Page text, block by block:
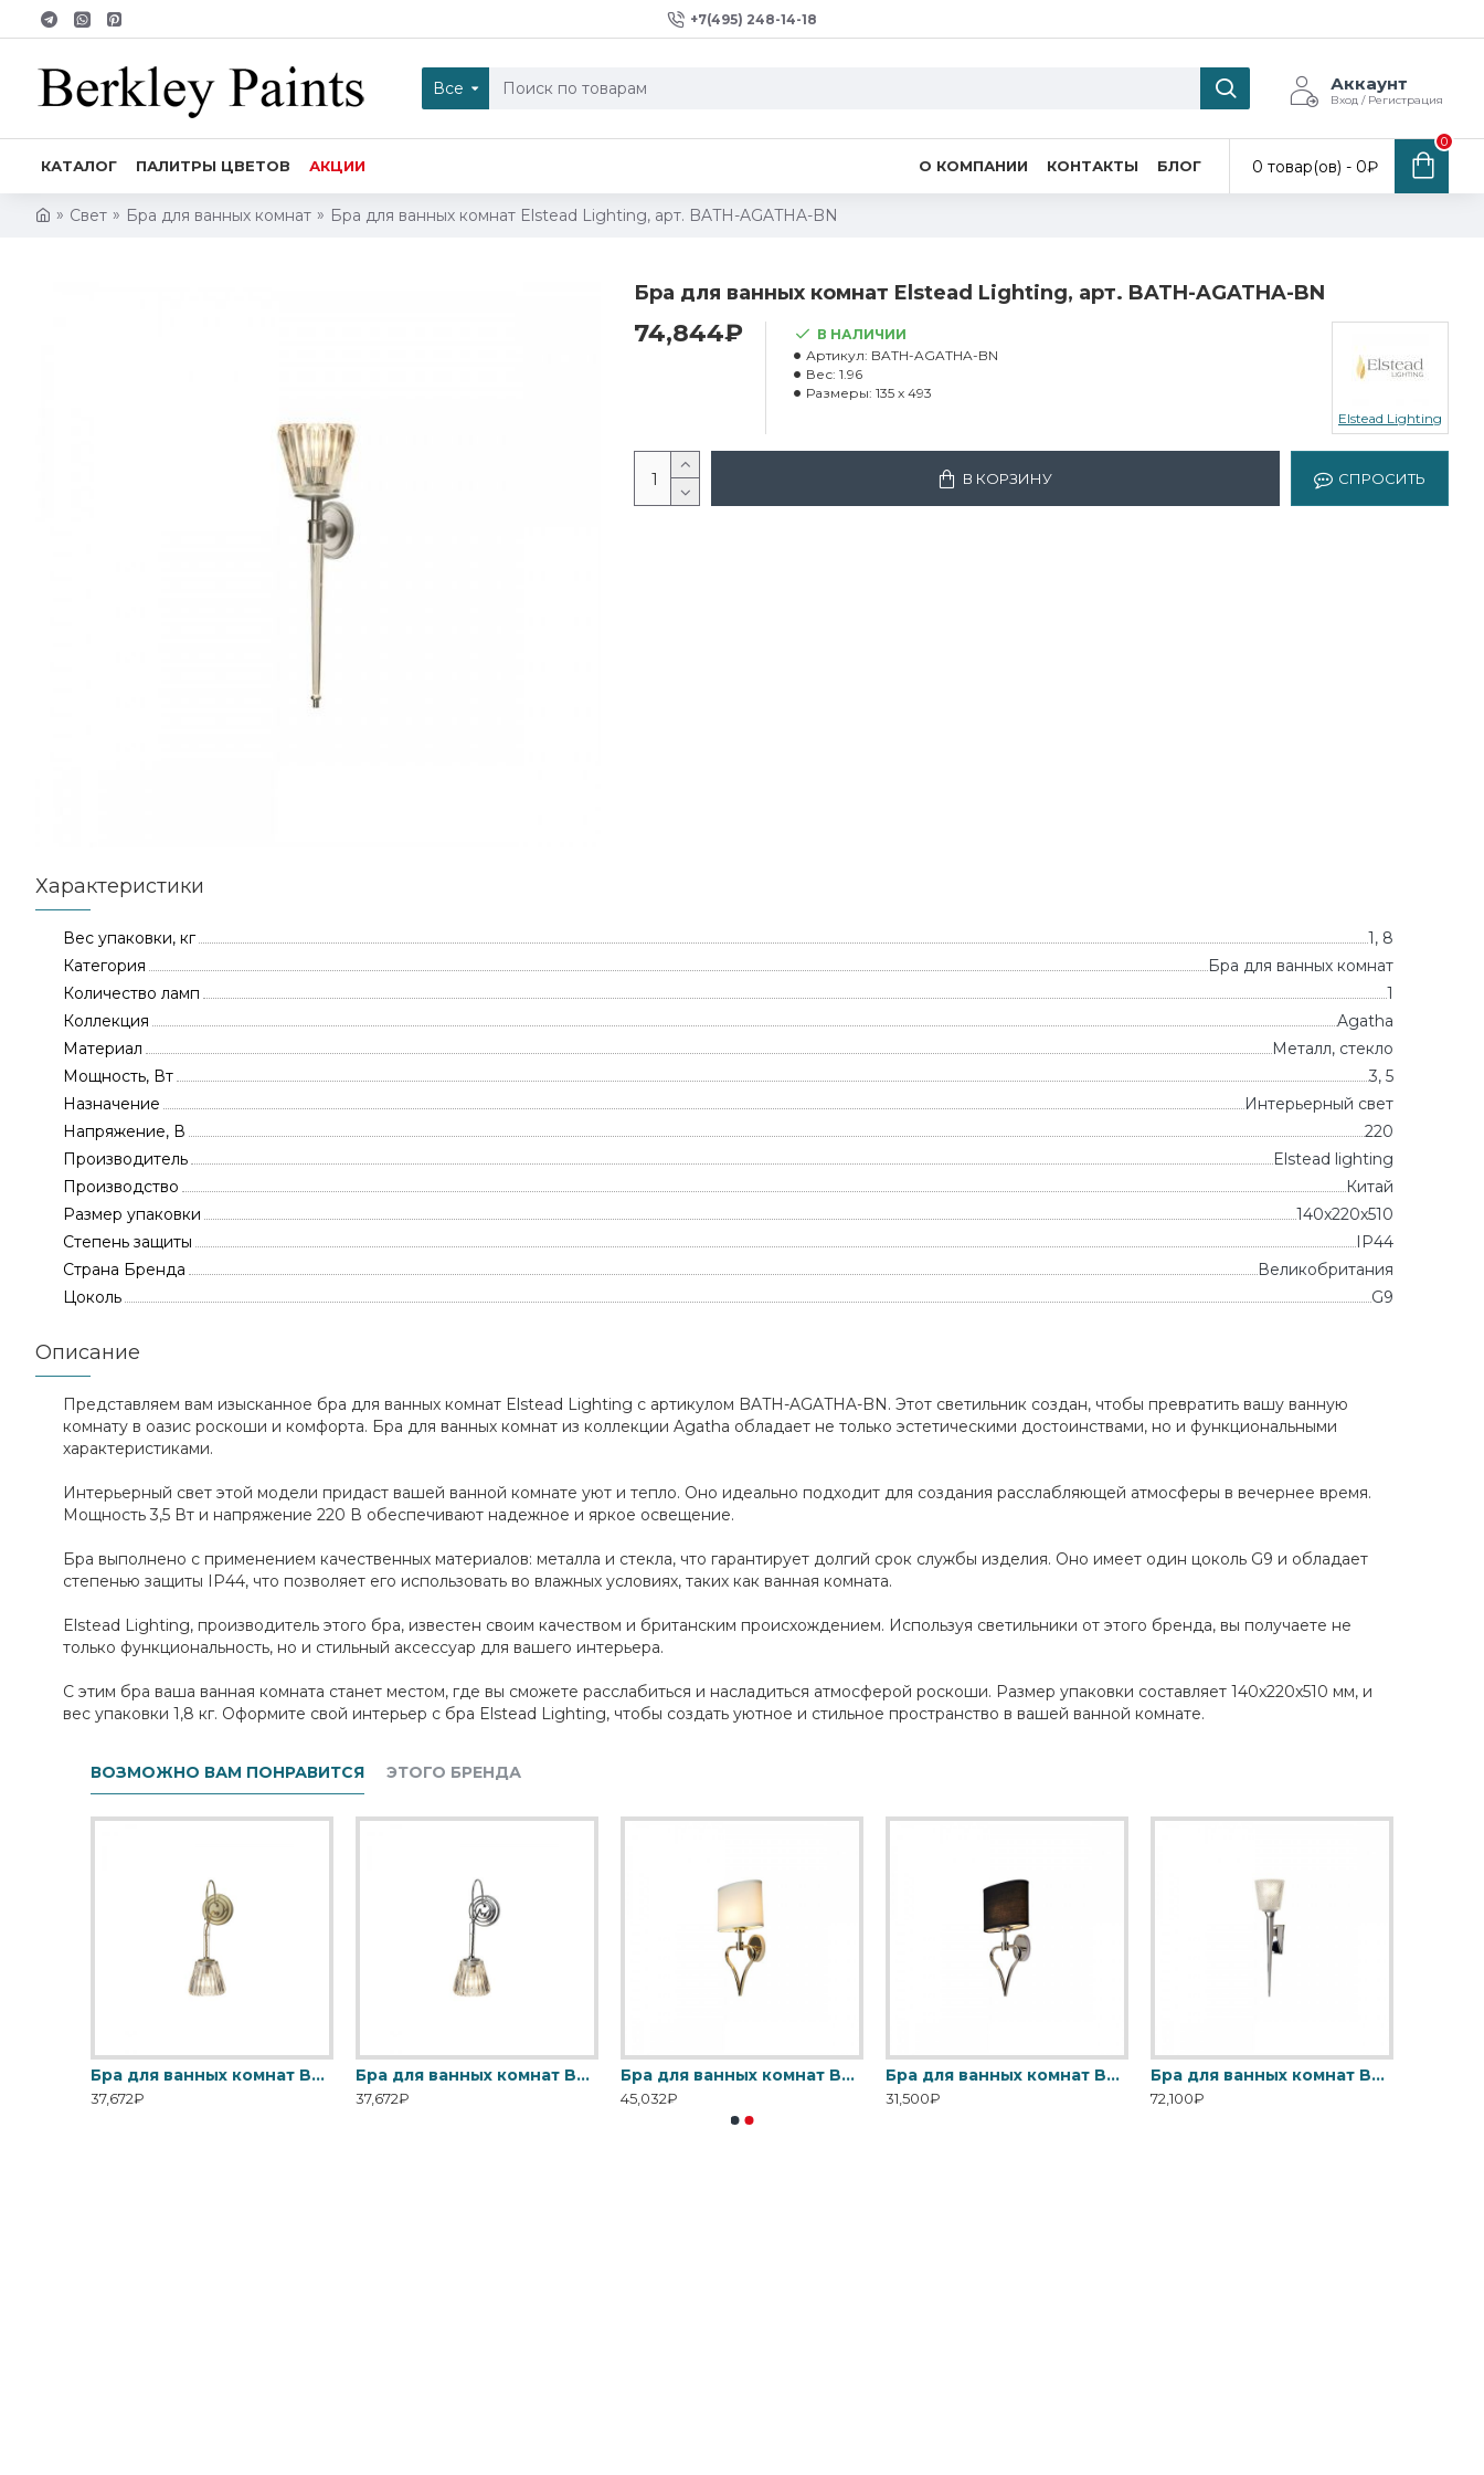
+7(495) 248-14-18
Все Аккаунт
Вход / Регистрация
КАТАЛОГ ПАЛИТРЫ ЦВЕТОВ АКЦИИ О КОМПАНИИ КОНТАКТЫ БЛОГ 0 товар(ов) - 0₽
0
Свет Бра для ванных комнат Бра для ванных комнат Elstead Lighting, арт. BATH-AGATHA-BN
Бра для ванных комнат Elstead Lighting, арт. BATH-AGATHA-BN
74,844₽
В НАЛИЧИИ
Артикул: BATH-AGATHA-BN
Вес: 1.96
Размеры: 135 x 493
Elstead Lighting
В КОРЗИНУ СПРОСИТЬ
Характеристики
Вес упаковки, кг
1, 8
Категория
Бра для ванных комнат
Количество ламп
1
Коллекция
Agatha
Материал
Металл, стекло
Мощность, Вт
3, 5
Назначение
Интерьерный свет
Напряжение, В
220
Производитель
Elstead lighting
Производство
Китай
Размер упаковки
140x220x510
Степень защиты
IP44
Страна Бренда
Великобритания
Цоколь
G9
Описание
Представляем вам изысканное бра для ванных комнат Elstead Lighting с артикулом BATH-AGATHA-BN. Этот светильник создан, чтобы превратить вашу ванную
комнату в оазис роскоши и комфорта. Бра для ванных комнат из коллекции Agatha обладает не только эстетическими достоинствами, но и функциональными
характеристиками.
Интерьерный свет этой модели придаст вашей ванной комнате уют и тепло. Оно идеально подходит для создания расслабляющей атмосферы в вечернее время.
Мощность 3,5 Вт и напряжение 220 В обеспечивают надежное и яркое освещение.
Бра выполнено с применением качественных материалов: металла и стекла, что гарантирует долгий срок службы изделия. Оно имеет один цоколь G9 и обладает
степенью защиты IP44, что позволяет его использовать во влажных условиях, таких как ванная комната.
Elstead Lighting, производитель этого бра, известен своим качеством и британским происхождением. Используя светильники от этого бренда, вы получаете не
только функциональность, но и стильный аксессуар для вашего интерьера.
С этим бра ваша ванная комната станет местом, где вы сможете расслабиться и насладиться атмосферой роскоши. Размер упаковки составляет 140x220x510 мм, и
вес упаковки 1,8 кг. Оформите свой интерьер с бра Elstead Lighting, чтобы создать уютное и стильное пространство в вашей ванной комнате.
ВОЗМОЖНО ВАМ ПОНРАВИТСЯ ЭТОГО БРЕНДА
Бра для ванных комнат BATH-DEMELZA-BB Elstead, арт. BATH-DEMELZA-BB
37,672₽
Бра для ванных комнат BATH-DEMELZA-PC Elstead, арт. BATH-DEMELZA-PC
37,672₽
Бра для ванных комнат BATH-FALMOUTH-FG Elstead, арт. BATH-FALMOUTH-FG
45,032₽
Бра для ванных комнат BATH-FALMOUTH-PC Elstead, арт. BATH-FALMOUTH-PC
31,500₽
Бра для ванных комнат BATH-VERITY-PC Elstead, арт. BATH-VERITY-PC
72,100₽